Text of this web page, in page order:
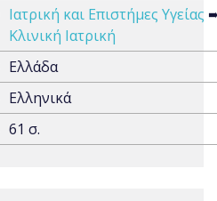
Ιατρική και Επιστήμες Υγείας
Κλινική Ιατρική
Ελλάδα
Ελληνικά
61 σ.